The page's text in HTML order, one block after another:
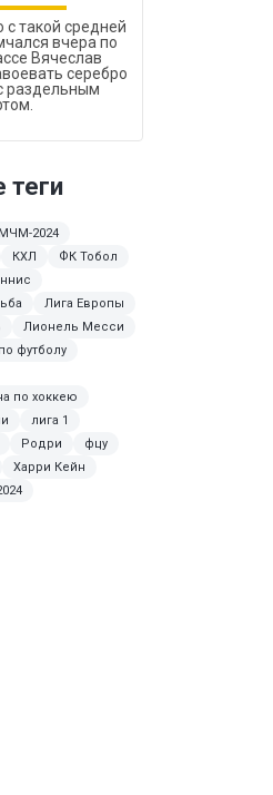
такой средней
вчера по
Вячеслав
серебро
раздельным
теги
МЧМ-2024
КХЛ
ФК Тобол
Лига Европы
Лионель Месси
футболу
по хоккею
лига 1
Родри
фцу
Харри Кейн